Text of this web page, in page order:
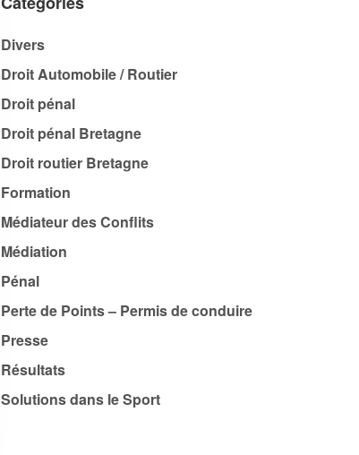
Divers
Droit Automobile / Routier
Droit pénal
Droit pénal Bretagne
Droit routier Bretagne
Formation
Médiateur des Conflits
Médiation
Pénal
Perte de Points – Permis de conduire
Presse
Résultats
Solutions dans le Sport